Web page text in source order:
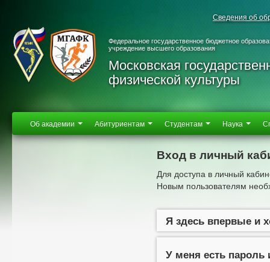
Сведения об
Федеральное государственное бюджетное
учреждение высшего образования
Московская
физической культуры
Об академии Абитуриентам Студентам Наука
Вход в личный
Для доступа в личный
Новым пользователям
Я здесь впервые и
У меня есть пароль